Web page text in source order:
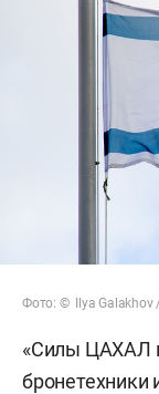
Фото: © Ilya Galakhov
«Силы ЦАХАЛ
бронетехники